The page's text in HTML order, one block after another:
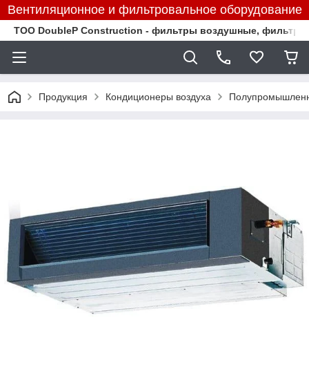
Вентиляционное и фильтровальное оборудование
TOO DoubleP Construction - фильтры воздушные,
Продукция Кондиционеры воздуха